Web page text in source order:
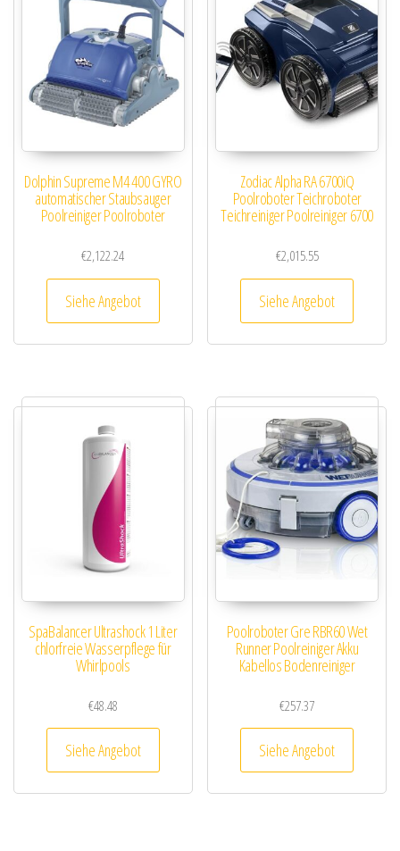
Dolphin Supreme M4 400 GYRO
automatischer Staubsauger
Poolreiniger Poolroboter
€2,122.24
Siehe Angebot
Zodiac Alpha RA 6700iQ
Poolroboter Teichroboter
Teichreiniger Poolreiniger 6700
€2,015.55
Siehe Angebot
SpaBalancer Ultrashock 1 Liter
chlorfreie Wasserpflege für
Whirlpools
€48.48
Siehe Angebot
Poolroboter Gre RBR60 Wet
Runner Poolreiniger Akku
Kabellos Bodenreiniger
€257.37
Siehe Angebot